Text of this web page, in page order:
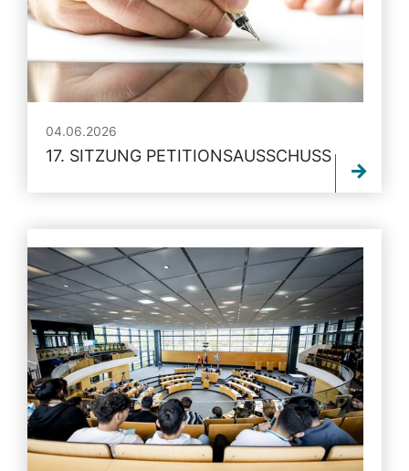
04.06.2026
17. SITZUNG PETITIONSAUSSCHUSS